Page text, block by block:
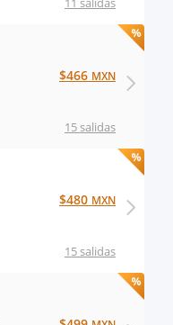
15 salidas
$466 MXN
15 salidas
$480 MXN